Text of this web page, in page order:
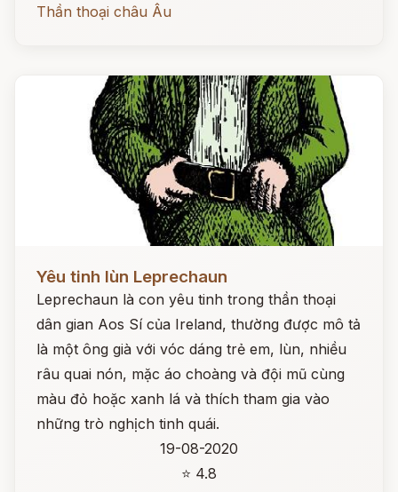
Thần thoại châu Âu
Yêu tinh lùn Leprechaun
Leprechaun là con yêu tinh trong thần thoại
dân gian Aos Sí của Ireland, thường được mô tả
là một ông già với vóc dáng trẻ em, lùn, nhiều
râu quai nón, mặc áo choàng và đội mũ cùng
màu đỏ hoặc xanh lá và thích tham gia vào
những trò nghịch tinh quái.
19-08-2020
⭐ 4.8